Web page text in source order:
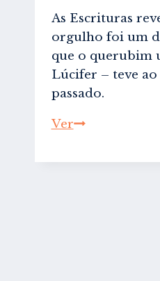
As Escrituras
orgulho foi um
que o querubim
Lúcifer – teve
passado.
VerOrgulho
O